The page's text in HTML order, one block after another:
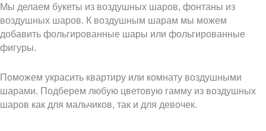
Мы делаем букеты из воздушных шаров, фонтаны из
воздушных шаров. К воздушным шарам мы можем
добавить фольгированные шары или фольгированные
фигуры.
Поможем украсить квартиру или комнату воздушными
шарами. Подберем любую цветовую гамму из воздушных
шаров как для мальчиков, так и для девочек.